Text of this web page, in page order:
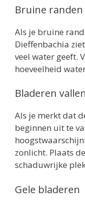
Bruine
Als je bruine
Dieffenbachia
veel water geeft.
hoeveelheid
Bladeren
Als je merkt dat
beginnen uit te
zonlicht. Plaats
schaduwrijke
Gele bladeren